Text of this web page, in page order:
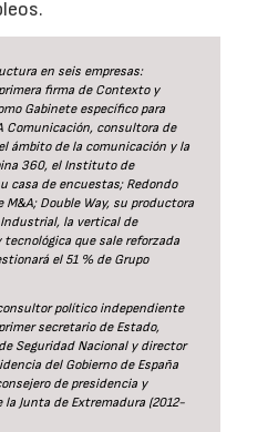
en seis empresas:
firma de Contexto y
Gabinete específico para
Comunicación, consultora de
ámbito de la comunicación y la
360, el Instituto de
casa de encuestas; Redondo
M&A; Double Way, su productora
la vertical de
que sale reforzada
el 51 % de Grupo
político independiente
secretario de Estado,
Seguridad Nacional y director
del Gobierno de España
de presidencia y
Junta de Extremadura (2012-